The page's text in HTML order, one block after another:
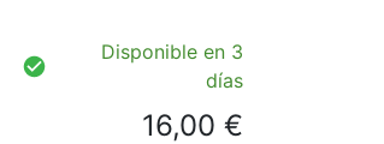
Disponible en 3
días
16,00 €